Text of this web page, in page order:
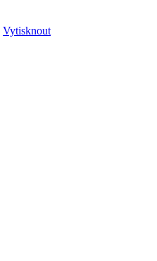
Vytisknout